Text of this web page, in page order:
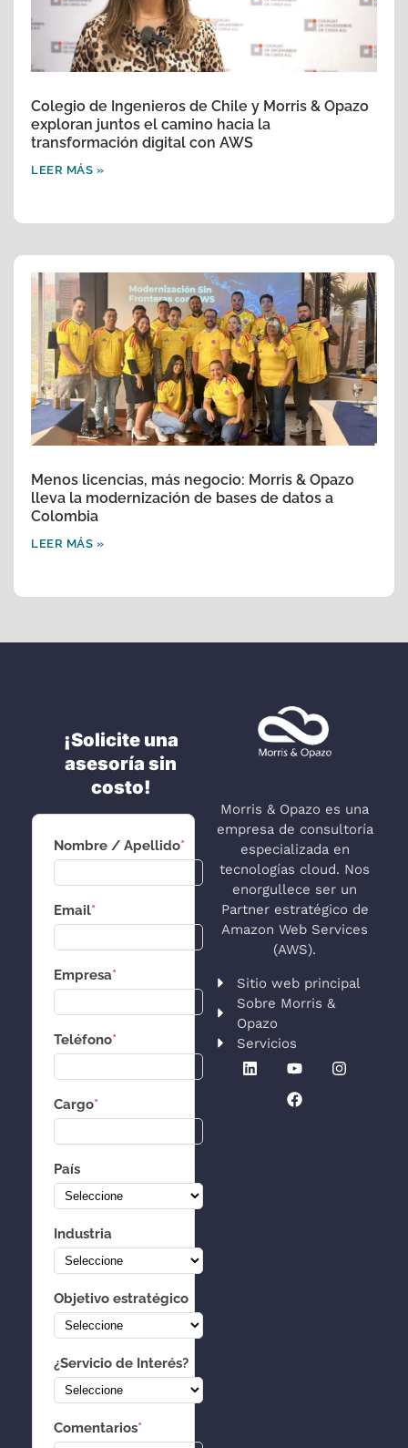
Colegio de Ingenieros de Chile y Morris & Opazo
exploran juntos el camino hacia la
transformación digital con AWS
LEER MÁS »
Menos licencias, más negocio: Morris & Opazo
lleva la modernización de bases de datos a
Colombia
LEER MÁS »
¡Solicite una
asesoría sin
costo!
Nombre / Apellido*
Email*
Empresa*
Teléfono*
Cargo*
País
Industria
Objetivo estratégico
¿Servicio de Interés?
Comentarios*
Morris & Opazo es una
empresa de consultoría
especializada en
tecnologías cloud. Nos
enorgullece ser un
Partner estratégico de
Amazon Web Services
(AWS).
Sitio web principal
Sobre Morris &
Opazo
Servicios